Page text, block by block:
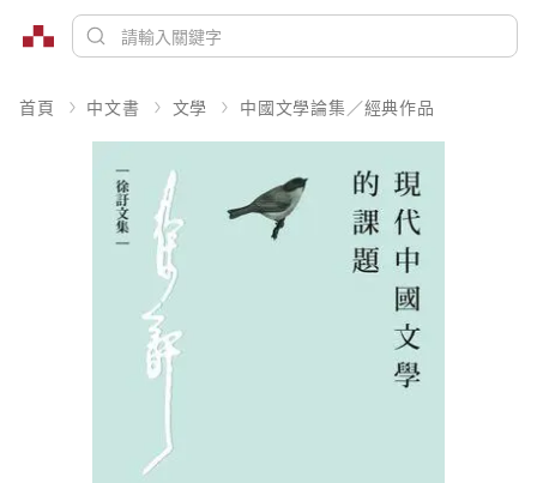
首頁 中文書 文學 中國文學論集／經典作品